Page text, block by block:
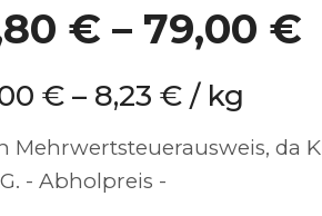
€ – 79,00 €
€ – 8,23€ / kg
Mehrwertsteuerausweis, da
- Abholpreis -